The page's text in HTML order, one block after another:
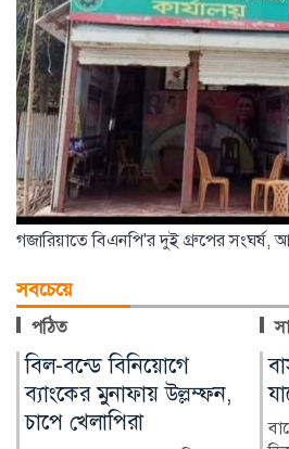
গজারিয়াতে বিএনপি'র দুই গ্রুপের সংঘর্ষ,
সবচেয়ে
পঠিত
বার্সা থেকে লিভারপুলে
যাচ্ছেন রোনাল্ড আরাউহো
বার্সেলোনার উরুগুইয়ান